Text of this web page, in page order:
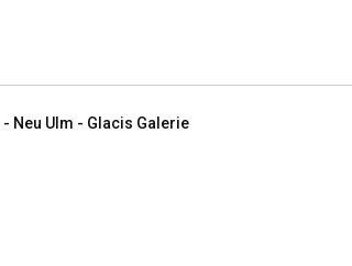
Neu Ulm - Glacis Galerie